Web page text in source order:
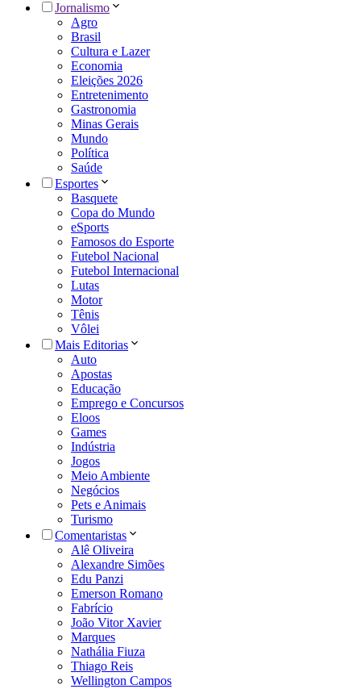
Jornalismo
Agro
Brasil
Cultura e Lazer
Economia
Eleições 2026
Entretenimento
Gastronomia
Minas Gerais
Mundo
Política
Saúde
Esportes
Basquete
Copa do Mundo
eSports
Famosos do Esporte
Futebol Nacional
Futebol Internacional
Lutas
Motor
Tênis
Vôlei
Mais Editorias
Auto
Apostas
Educação
Emprego e Concursos
Eloos
Games
Indústria
Jogos
Meio Ambiente
Negócios
Pets e Animais
Turismo
Comentaristas
Alê Oliveira
Alexandre Simões
Edu Panzi
Emerson Romano
Fabrício
João Vitor Xavier
Marques
Nathália Fiuza
Thiago Reis
Wellington Campos